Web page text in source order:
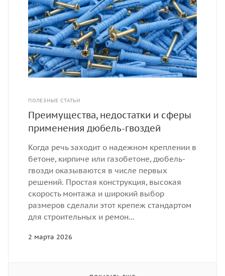
ПОЛЕЗНЫЕ СТАТЬИ
2 марта 2026
Преимущества, недостатки и сферы
применения дюбель-гвоздей
Когда речь заходит о надежном креплении в
бетоне, кирпиче или газобетоне, дюбель-
гвозди оказываются в числе первых
решений. Простая конструкция, высокая
скорость монтажа и широкий выбор
размеров сделали этот крепеж стандартом
для строительных и ремон...